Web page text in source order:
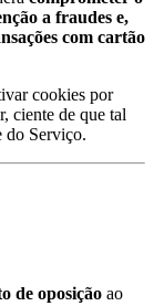
a fraudes e,
com cartão
cookies por
ciente de que tal
do Serviço.
de oposição ao